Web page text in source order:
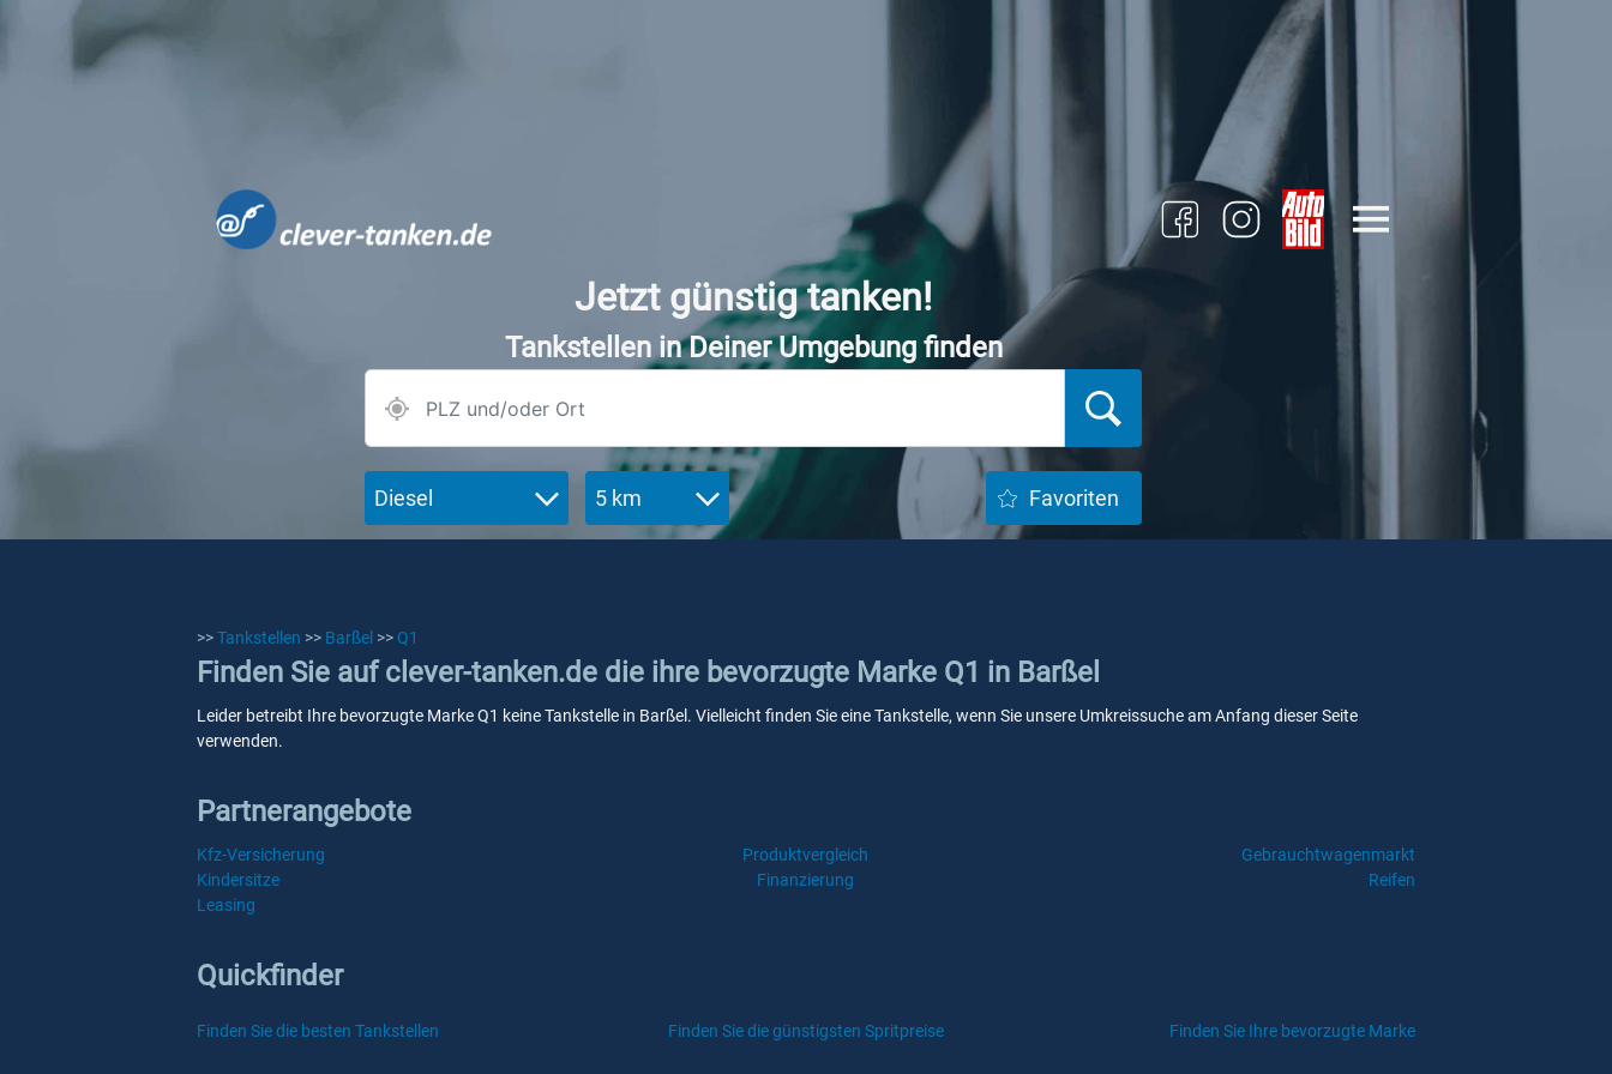
Jetzt günstig tanken!
Tankstellen in Deiner Umgebung finden
Diesel 5 km Favoriten
>>Tankstellen >> Barßel >> Q1
Finden Sie auf clever-tanken.de die ihre bevorzugte Marke Q1 in Barßel
Leider betreibt Ihre bevorzugte Marke Q1 keine Tankstelle in Barßel. Vielleicht finden Sie eine Tankstelle, wenn Sie unsere Umkreissuche am Anfang dieser Seite
verwenden.
Partnerangebote
Kfz-Versicherung Produktvergleich
Gebrauchtwagenmarkt
Kindersitze
Finanzierung
Reifen
Leasing
Quickfinder
Finden Sie die besten Tankstellen Finden Sie die günstigsten Spritpreise Finden Sie Ihre bevorzugte Marke